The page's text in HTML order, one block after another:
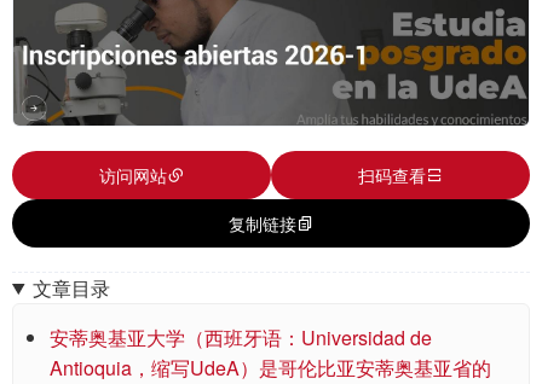
访问网站
扫码查看
复制链接
文章目录
安蒂奥基亚大学（西班牙语：Universidad de
Antioquia，缩写UdeA）是哥伦比亚安蒂奥基亚省的